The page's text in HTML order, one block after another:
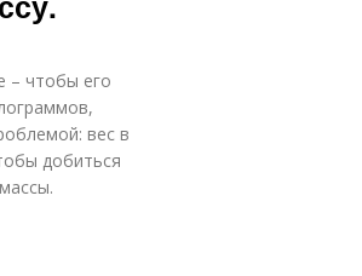
– чтобы его
вес в
добиться